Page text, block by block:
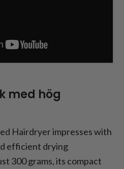
med hög
Hairdryer impresses with
efficient drying
300 grams, its compact